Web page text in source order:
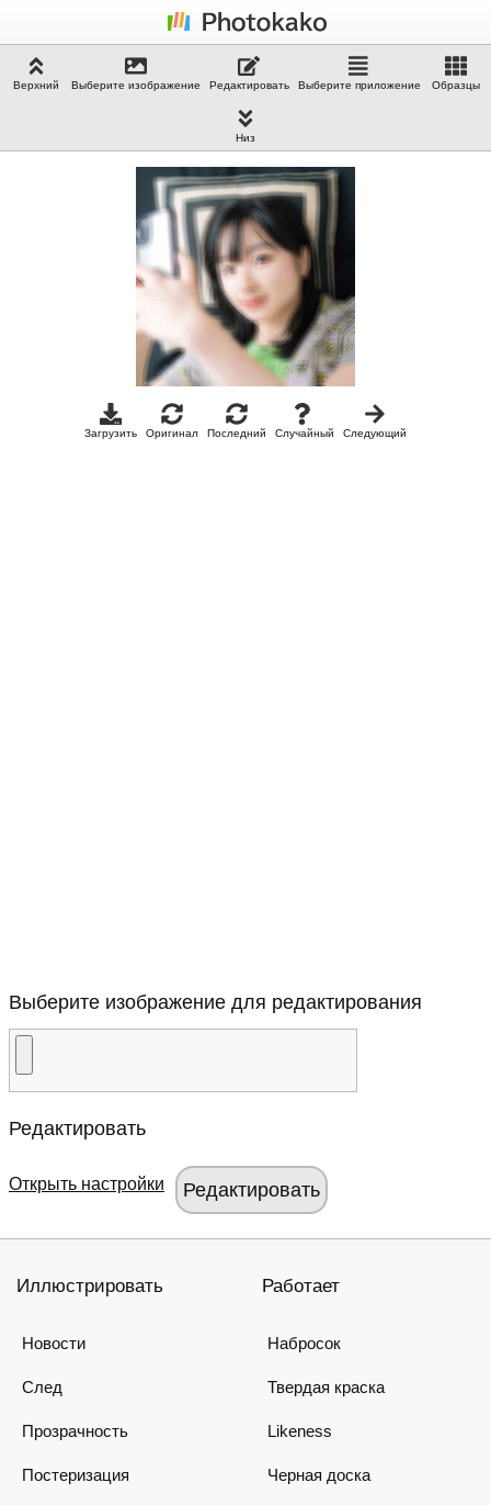
Верхний Выберите изображение Редактировать Выберите приложение Образцы
Низ
Загрузить Оригинал Последний Случайный Следующий
Выберите изображение для редактирования
Редактировать
Открыть настройки
Иллюстрировать
Новости
След
Прозрачность
Постеризация
Работает
Набросок
Твердая краска
Likeness
Черная доска